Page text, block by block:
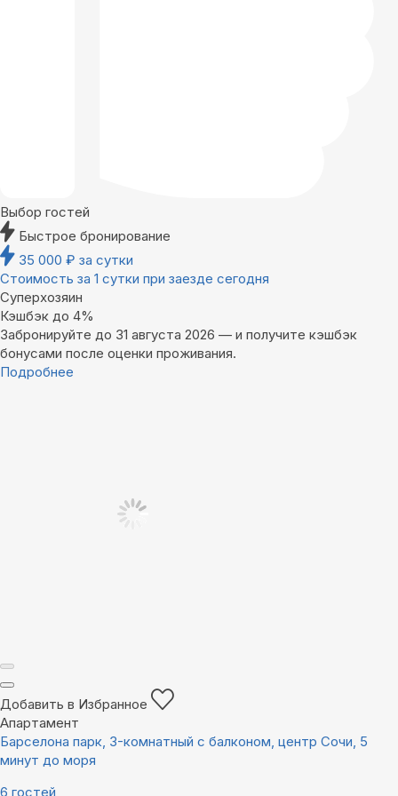
Выбор гостей
Быстрое бронирование
35 000 ₽ за сутки
Стоимость за 1 сутки при заезде сегодня
Суперхозяин
Кэшбэк до 4%
Забронируйте до 31 августа 2026 — и получите кэшбэк
бонусами после оценки проживания.
Подробнее
Добавить в Избранное
Апартамент
Барселона парк, 3-комнатный с балконом, центр Сочи, 5
минут до моря
6 гостей